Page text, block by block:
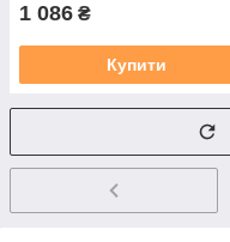
1 086 ₴
Купити